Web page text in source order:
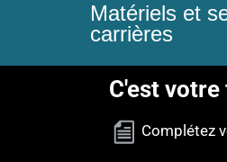
Matériels et
carrières
C'est votre
Complétez